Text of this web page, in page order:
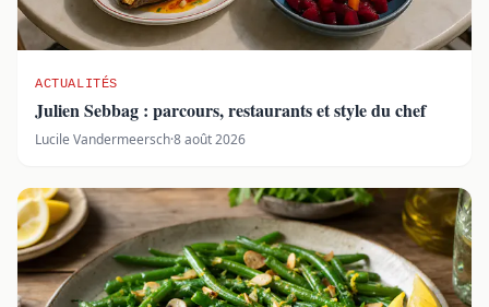
ACTUALITÉS
Julien Sebbag : parcours, restaurants et style du chef
Lucile Vandermeersch·8 août 2026